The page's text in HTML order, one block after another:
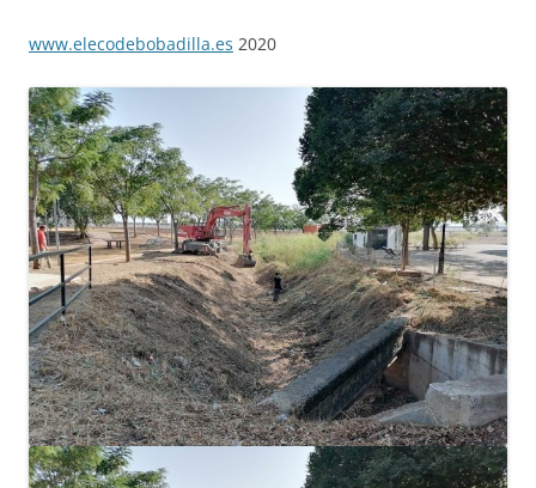
www.elecodebobadilla.es 2020